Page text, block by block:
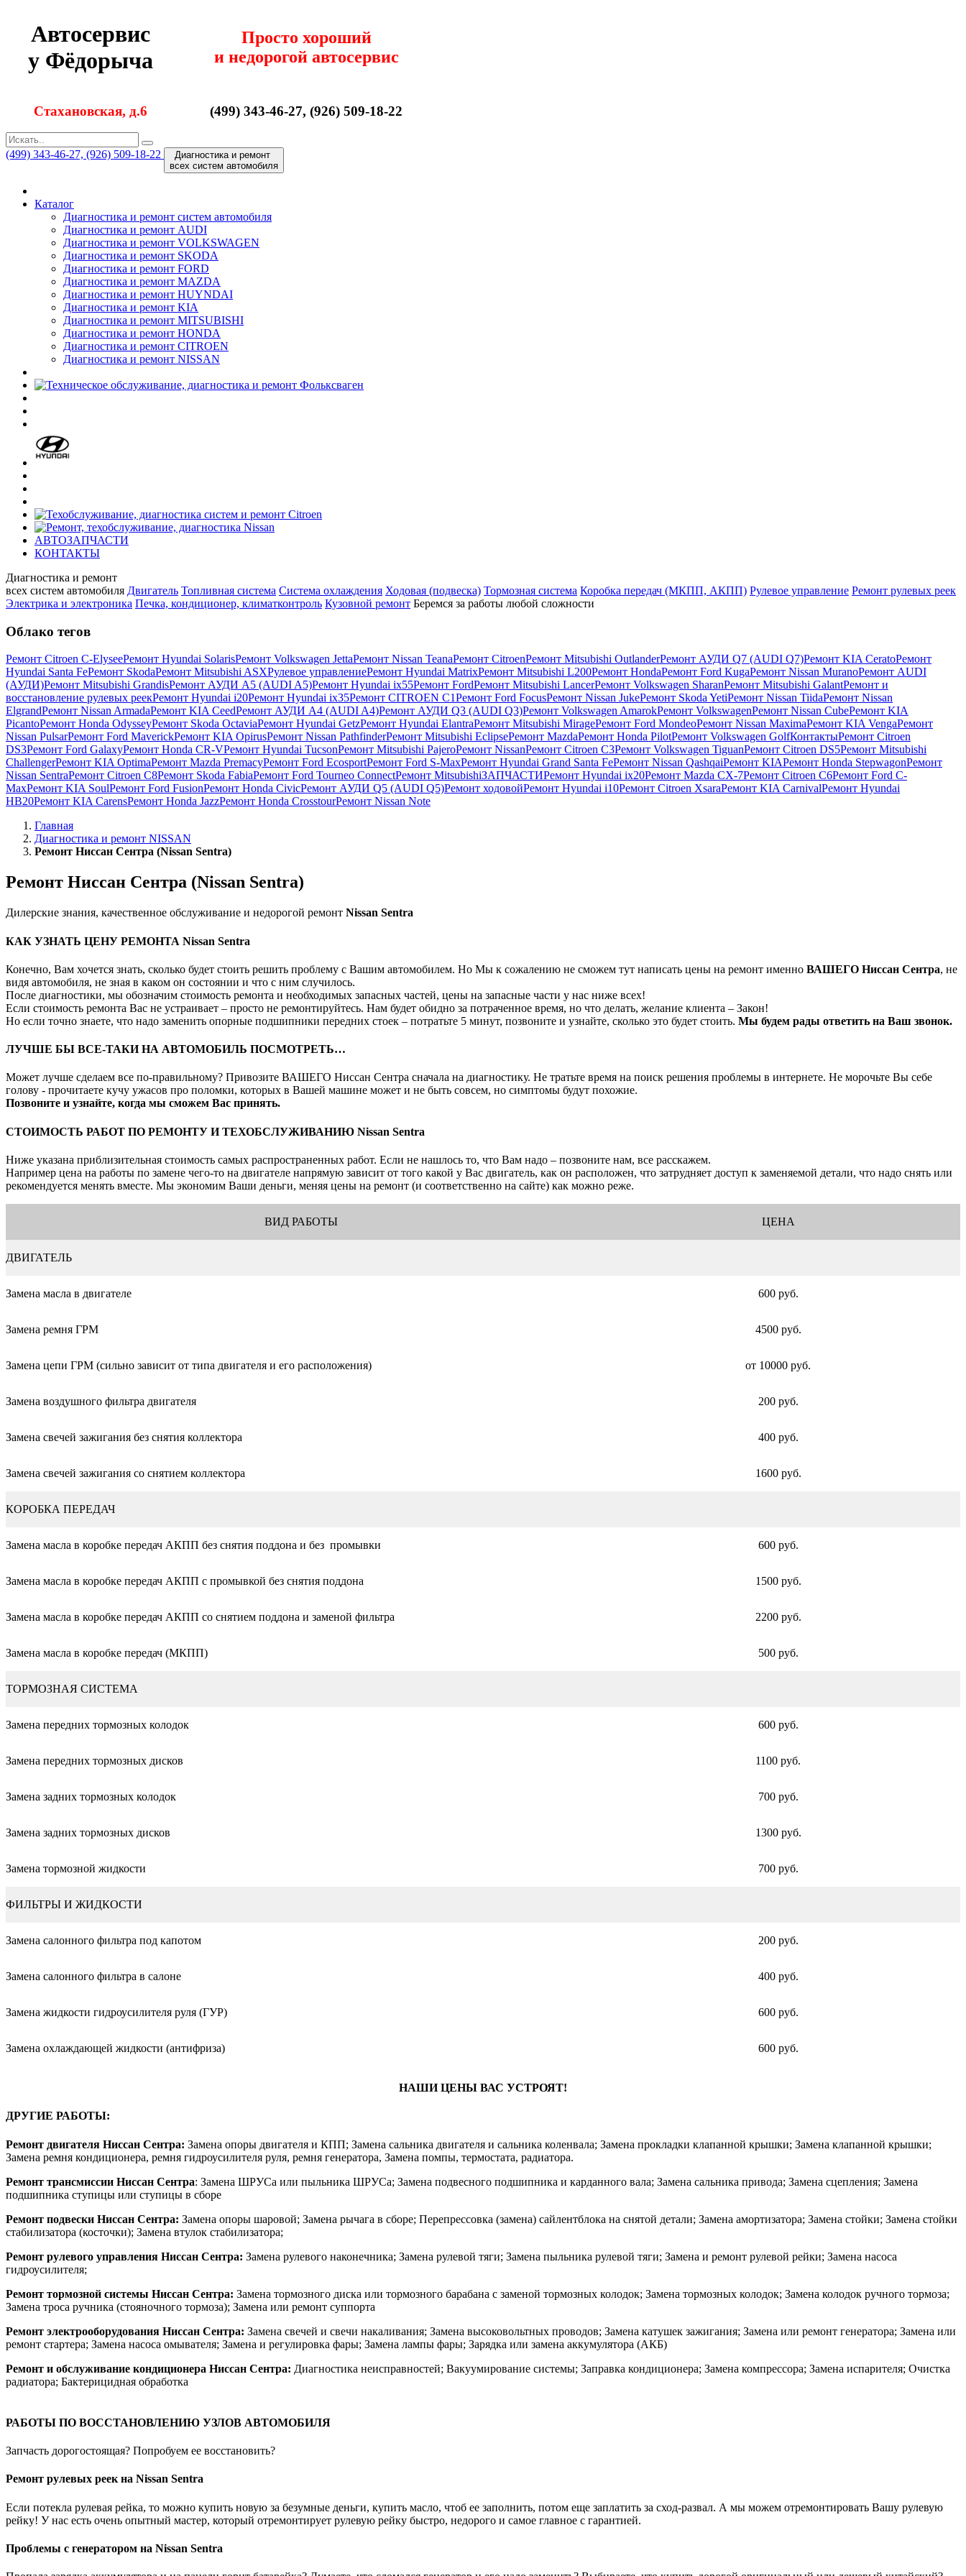
Автосервис
у Фёдорыча
Просто хороший
и недорогой автосервис
Стахановская, д.6 (499) 343-46-27, (926) 509-18-22
(499) 343-46-27, (926) 509-18-22
Диагностика и ремонт
всех cистем автомобиля
Каталог
Диагностика и ремонт cистем автомобиля
Диагностика и ремонт AUDI
Диагностика и ремонт VOLKSWAGEN
Диагностика и ремонт SKODA
Диагностика и ремонт FORD
Диагностика и ремонт MAZDA
Диагностика и ремонт HUYNDAI
Диагностика и ремонт KIA
Диагностика и ремонт MITSUBISHI
Диагностика и ремонт HONDA
Диагностика и ремонт CITROEN
Диагностика и ремонт NISSAN
АВТОЗАПЧАСТИ
КОНТАКТЫ
Диагностика и ремонт
всех cистем автомобиля Двигатель Топливная система Система охлаждения Ходовая (подвеска) Тормозная система Коробка передач (МКПП, АКПП) Рулевое управление Ремонт рулевых реек
Электрика и электроника Печка, кондиционер, климатконтроль Кузовной ремонт Беремся за работы любой сложности
Облако тегов
Ремонт Citroen C-ElyseeРемонт Hyundai SolarisРемонт Volkswagen JettaРемонт Nissan TeanaРемонт CitroenРемонт Mitsubishi OutlanderРемонт АУДИ Q7 (AUDI Q7)Ремонт KIA CeratoРемонт
Hyundai Santa FeРемонт SkodaРемонт Mitsubishi ASXРулевое управлениеРемонт Hyundai MatrixРемонт Mitsubishi L200Ремонт HondaРемонт Ford KugaРемонт Nissan MuranoРемонт AUDI
(АУДИ)Ремонт Mitsubishi GrandisРемонт АУДИ А5 (AUDI A5)Ремонт Hyundai ix55Ремонт FordРемонт Mitsubishi LancerРемонт Volkswagen SharanРемонт Mitsubishi GalantРемонт и
восстановление рулевых реекРемонт Hyundai i20Ремонт Hyundai ix35Ремонт CITROEN C1Ремонт Ford FocusРемонт Nissan JukeРемонт Skoda YetiРемонт Nissan TiidaРемонт Nissan
ElgrandРемонт Nissan ArmadaРемонт KIA CeedРемонт АУДИ А4 (AUDI A4)Ремонт АУДИ Q3 (AUDI Q3)Ремонт Volkswagen AmarokРемонт VolkswagenРемонт Nissan CubeРемонт KIA
PicantoРемонт Honda OdysseyРемонт Skoda OctaviaРемонт Hyundai GetzРемонт Hyundai ElantraРемонт Mitsubishi MirageРемонт Ford MondeoРемонт Nissan MaximaРемонт KIA VengaРемонт
Nissan PulsarРемонт Ford MaverickРемонт KIA OpirusРемонт Nissan PathfinderРемонт Mitsubishi EclipseРемонт MazdaРемонт Honda PilotРемонт Volkswagen GolfКонтактыРемонт Citroen
DS3Ремонт Ford GalaxyРемонт Honda CR-VРемонт Hyundai TucsonРемонт Mitsubishi PajeroРемонт NissanРемонт Citroen C3Ремонт Volkswagen TiguanРемонт Citroen DS5Ремонт Mitsubishi
ChallengerРемонт KIA OptimaРемонт Mazda PremacyРемонт Ford EcosportРемонт Ford S-MaxРемонт Hyundai Grand Santa FeРемонт Nissan QashqaiРемонт KIAРемонт Honda StepwagonРемонт
Nissan SentraРемонт Citroen C8Ремонт Skoda FabiaРемонт Ford Tourneo ConnectРемонт MitsubishiЗАПЧАСТИРемонт Hyundai ix20Ремонт Mazda CX-7Ремонт Citroen C6Ремонт Ford C-
MaxРемонт KIA SoulРемонт Ford FusionРемонт Honda CivicРемонт АУДИ Q5 (AUDI Q5)Ремонт ходовойРемонт Hyundai i10Ремонт Citroen XsaraРемонт KIA CarnivalРемонт Hyundai
HB20Ремонт KIA CarensРемонт Honda JazzРемонт Honda CrosstourРемонт Nissan Note
Главная
Диагностика и ремонт NISSAN
Ремонт Ниссан Сентра (Nissan Sentra)
Ремонт Ниссан Сентра (Nissan Sentra)
Дилерские знания, качественное обслуживание и недорогой ремонт Nissan Sentra
КАК УЗНАТЬ ЦЕНУ РЕМОНТА Nissan Sentra
Конечно, Вам хочется знать, сколько будет стоить решить проблему с Вашим автомобилем. Но Мы к сожалению не сможем тут написать цены на ремонт именно ВАШЕГО Ниссан Сентра, не
видя автомобиля, не зная в каком он состоянии и что с ним случилось.
После диагностики, мы обозначим стоимость ремонта и необходимых запасных частей, цены на запасные части у нас ниже всех!
Если стоимость ремонта Вас не устраивает – просто не ремонтируйтесь. Нам будет обидно за потраченное время, но что делать, желание клиента – Закон!
Но если точно знаете, что надо заменить опорные подшипники передних стоек – потратьте 5 минут, позвоните и узнайте, сколько это будет стоить. Мы будем рады ответить на Ваш звонок.
ЛУЧШЕ БЫ ВСЕ-ТАКИ НА АВТОМОБИЛЬ ПОСМОТРЕТЬ…
Может лучше сделаем все по-правильному? Привозите ВАШЕГО Ниссан Сентра сначала на диагностику. Не тратьте время на поиск решения проблемы в интернете. Не морочьте Вы себе
голову - прочитаете кучу ужасов про поломки, которых в Вашей машине может и не быть совсем, но симптомы будут похожие.
Позвоните и узнайте, когда мы сможем Вас принять.
СТОИМОСТЬ РАБОТ ПО РЕМОНТУ И ТЕХОБСЛУЖИВАНИЮ Nissan Sentra
Ниже указана приблизительная стоимость самых распространенных работ. Если не нашлось то, что Вам надо – позвоните нам, все расскажем.
Например цена на работы по замене чего-то на двигателе напрямую зависит от того какой у Вас двигатель, как он расположен, что затрудняет доступ к заменяемой детали, что надо снять или
рекомендуется менять вместе. Мы экономим Ваши деньги, меняя цены на ремонт (и соответственно на сайте) как можно реже.
ВИД РАБОТЫ ЦЕНА
ДВИГАТЕЛЬ
Замена масла в двигателе 600 руб.
Замена ремня ГРМ 4500 руб.
Замена цепи ГРМ (сильно зависит от типа двигателя и его расположения) от 10000 руб.
Замена воздушного фильтра двигателя 200 руб.
Замена свечей зажигания без снятия коллектора 400 руб.
Замена свечей зажигания со снятием коллектора 1600 руб.
КОРОБКА ПЕРЕДАЧ
Замена масла в коробке передач АКПП без снятия поддона и без промывки 600 руб.
Замена масла в коробке передач АКПП с промывкой без снятия поддона 1500 руб.
Замена масла в коробке передач АКПП со снятием поддона и заменой фильтра 2200 руб.
Замена масла в коробке передач (МКПП) 500 руб.
ТОРМОЗНАЯ СИСТЕМА
Замена передних тормозных колодок 600 руб.
Замена передних тормозных дисков 1100 руб.
Замена задних тормозных колодок 700 руб.
Замена задних тормозных дисков 1300 руб.
Замена тормозной жидкости 700 руб.
ФИЛЬТРЫ И ЖИДКОСТИ
Замена салонного фильтра под капотом 200 руб.
Замена салонного фильтра в салоне 400 руб.
Замена жидкости гидроусилителя руля (ГУР) 600 руб.
Замена охлаждающей жидкости (антифриза) 600 руб.
НАШИ ЦЕНЫ ВАС УСТРОЯТ!
ДРУГИЕ РАБОТЫ:
Ремонт двигателя Ниссан Сентра: Замена опоры двигателя и КПП; Замена сальника двигателя и сальника коленвала; Замена прокладки клапанной крышки; Замена клапанной крышки;
Замена ремня кондиционера, ремня гидроусилителя руля, ремня генератора, Замена помпы, термостата, радиатора.
Ремонт трансмиссии Ниссан Сентра: Замена ШРУСа или пыльника ШРУСа; Замена подвесного подшипника и карданного вала; Замена сальника привода; Замена сцепления; Замена
подшипника ступицы или ступицы в сборе
Ремонт подвески Ниссан Сентра: Замена опоры шаровой; Замена рычага в сборе; Перепрессовка (замена) сайлентблока на снятой детали; Замена амортизатора; Замена стойки; Замена стойки
стабилизатора (косточки); Замена втулок стабилизатора;
Ремонт рулевого управления Ниссан Сентра: Замена рулевого наконечника; Замена рулевой тяги; Замена пыльника рулевой тяги; Замена и ремонт рулевой рейки; Замена насоса
гидроусилителя;
Ремонт тормозной системы Ниссан Сентра: Замена тормозного диска или тормозного барабана с заменой тормозных колодок; Замена тормозных колодок; Замена колодок ручного тормоза;
Замена троса ручника (стояночного тормоза); Замена или ремонт суппорта
Ремонт электрооборудования Ниссан Сентра: Замена свечей и свечи накаливания; Замена высоковольтных проводов; Замена катушек зажигания; Замена или ремонт генератора; Замена или
ремонт стартера; Замена насоса омывателя; Замена и регулировка фары; Замена лампы фары; Зарядка или замена аккумулятора (АКБ)
Ремонт и обслуживание кондиционера Ниссан Сентра: Диагностика неисправностей; Вакуумирование системы; Заправка кондиционера; Замена компрессора; Замена испарителя; Очистка
радиатора; Бактерицидная обработка
РАБОТЫ ПО ВОССТАНОВЛЕНИЮ УЗЛОВ АВТОМОБИЛЯ
Запчасть дорогостоящая? Попробуем ее восстановить?
Ремонт рулевых реек на Nissan Sentra
Если потекла рулевая рейка, то можно купить новую за безумные деньги, купить масло, чтоб ее заполнить, потом еще заплатить за сход-развал. А мы можем отремонтировать Вашу рулевую
рейку! У нас есть очень опытный мастер, который отремонтирует рулевую рейку быстро, недорого и самое главное с гарантией.
Проблемы с генератором на Nissan Sentra